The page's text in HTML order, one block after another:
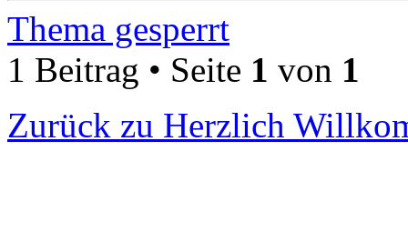
Thema gesperrt
1 Beitrag • Seite 1 von 1
Zurück zu Herzlich